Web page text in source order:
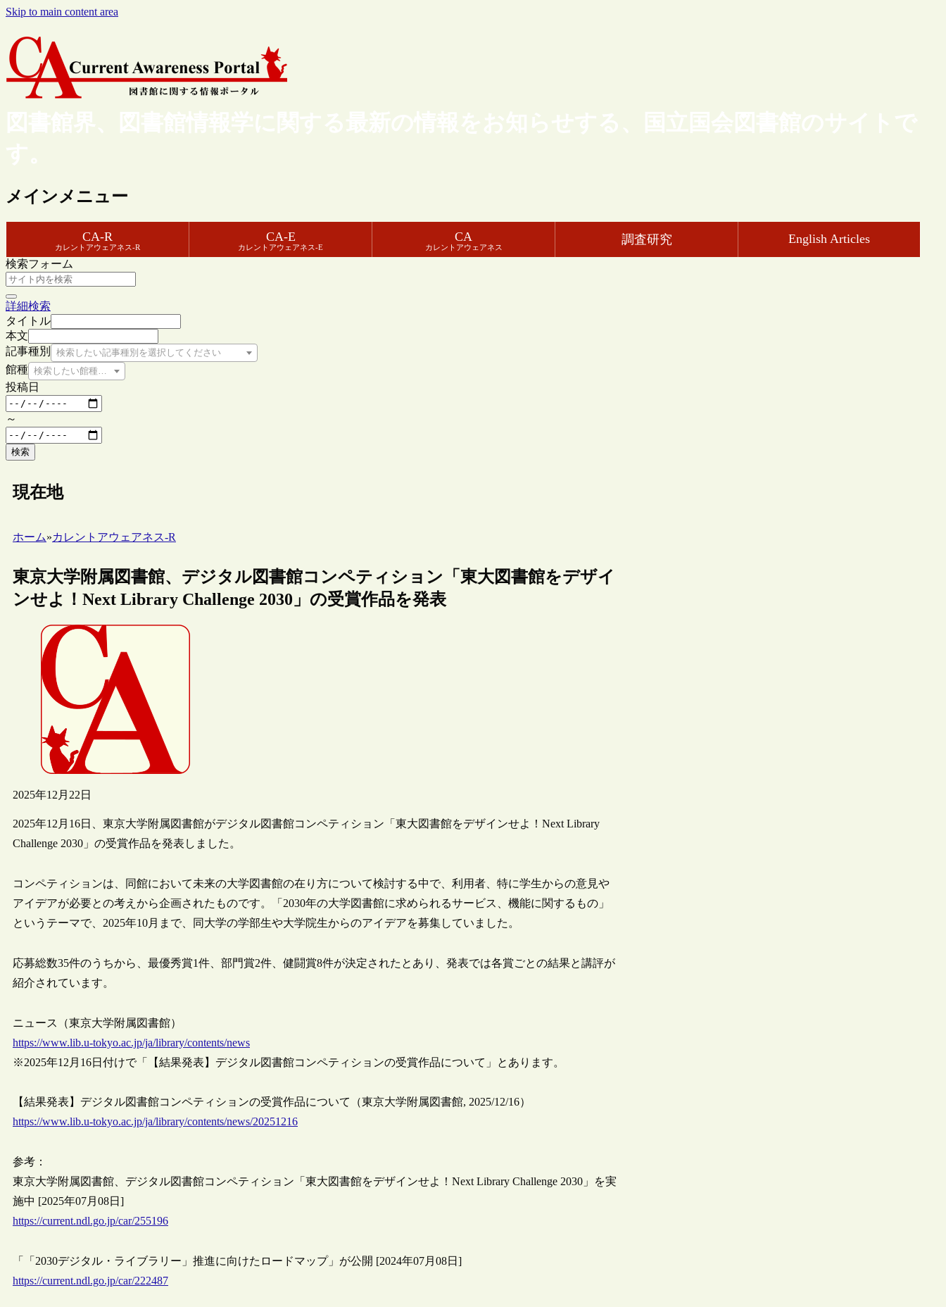
Skip to main content area
図書館界、図書館情報学に関する最新の情報をお知らせする、国立国会図書館のサイトで
す。
メインメニュー
CA-R
カレントアウェアネス-R
CA-E
カレントアウェアネス-E
CA
カレントアウェアネス
調査研究 English Articles
検索フォーム
詳細検索
タイトル
本文
記事種別
検索したい記事種別を選択してください
館種 検索したい館種を選択してください
投稿日
～
検索
現在地
ホーム»カレントアウェアネス-R
東京大学附属図書館、デジタル図書館コンペティション「東大図書館をデザイ
ンせよ！Next Library Challenge 2030」の受賞作品を発表
2025年12月22日
2025年12月16日、東京大学附属図書館がデジタル図書館コンペティション「東大図書館をデザインせよ！Next Library
Challenge 2030」の受賞作品を発表しました。
コンペティションは、同館において未来の大学図書館の在り方について検討する中で、利用者、特に学生からの意見や
アイデアが必要との考えから企画されたものです。「2030年の大学図書館に求められるサービス、機能に関するもの」
というテーマで、2025年10月まで、同大学の学部生や大学院生からのアイデアを募集していました。
応募総数35件のうちから、最優秀賞1件、部門賞2件、健闘賞8件が決定されたとあり、発表では各賞ごとの結果と講評が
紹介されています。
ニュース（東京大学附属図書館）
https://www.lib.u-tokyo.ac.jp/ja/library/contents/news
※2025年12月16日付けで「【結果発表】デジタル図書館コンペティションの受賞作品について」とあります。
【結果発表】デジタル図書館コンペティションの受賞作品について（東京大学附属図書館, 2025/12/16）
https://www.lib.u-tokyo.ac.jp/ja/library/contents/news/20251216
参考：
東京大学附属図書館、デジタル図書館コンペティション「東大図書館をデザインせよ！Next Library Challenge 2030」を実
施中 [2025年07月08日]
https://current.ndl.go.jp/car/255196
「「2030デジタル・ライブラリー」推進に向けたロードマップ」が公開 [2024年07月08日]
https://current.ndl.go.jp/car/222487